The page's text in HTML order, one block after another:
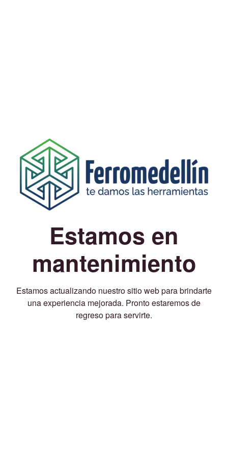
Estamos en
mantenimiento
Estamos actualizando nuestro sitio web para brindarte
una experiencia mejorada. Pronto estaremos de
regreso para servirte.